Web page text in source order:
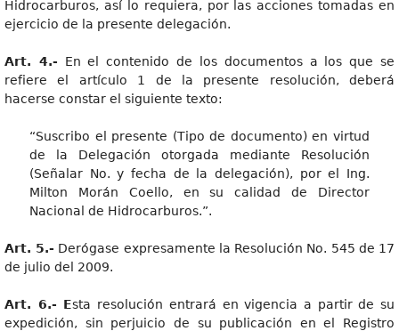
Hidrocarburos, así lo requiera, por las acciones tomadas en
ejercicio de la presente delegación.
Art. 4.- En el contenido de los documentos a los que se
refiere el artículo 1 de la presente resolución, deberá
hacerse constar el siguiente texto:
“Suscribo el presente (Tipo de documento) en virtud
de la Delegación otorgada mediante Resolución
(Señalar No. y fecha de la delegación), por el Ing.
Milton Morán Coello, en su calidad de Director
Nacional de Hidrocarburos.”.
Art. 5.- Derógase expresamente la Resolución No. 545 de 17
de julio del 2009.
Art. 6.- Esta resolución entrará en vigencia a partir de su
expedición, sin perjuicio de su publicación en el Registro